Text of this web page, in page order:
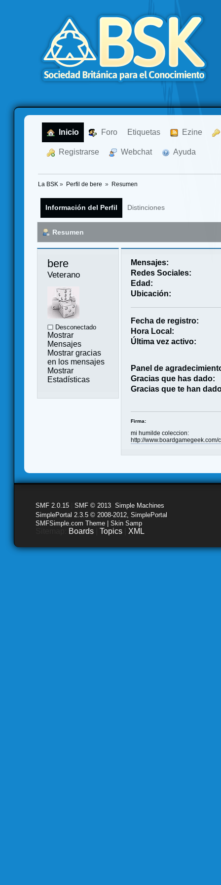
Inicio Foro Etiquetas Ezine
Registrarse Webchat Ayuda
La BSK » Perfil de bere » Resumen
Información del Perfil Distinciones
Resumen
bere
Veterano
Desconectado
Mostrar
Mensajes
Mostrar gracias
en los mensajes
Mostrar
Estadísticas
Mensajes:
Redes Sociales:
Edad:
Ubicación:
Fecha de registro:
Hora Local:
Última vez activo:
Panel de
Gracias que has dado:
Gracias que te han
Firma:
mi humilde coleccion:
http://
SMF 2.0.15 SMF © 2013 Simple Machines
SimplePortal 2.3.5 © 2008-2012, SimplePortal
SMFSimple.com Theme | Skin Samp
Boards Topics XML